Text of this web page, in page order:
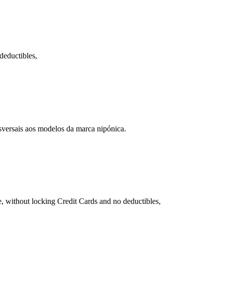
aos modelos da marca nipónica.
without locking Credit Cards and no deductibles,